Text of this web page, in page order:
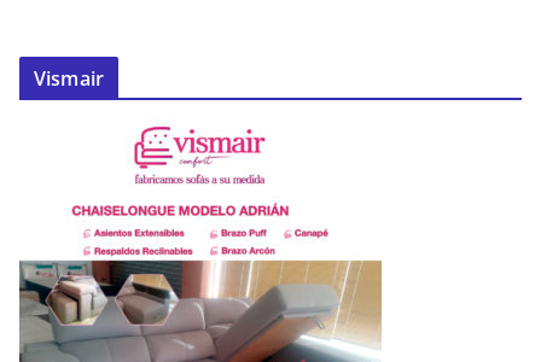
Vismair